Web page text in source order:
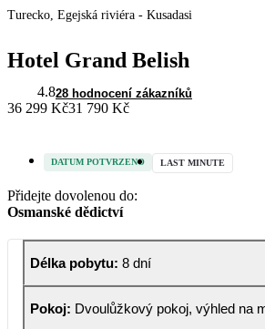
Turecko, Egejská riviéra - Kusadasi
Hotel Grand Belish
4.828 hodnocení zákazníků
36 299 Kč31 790 Kč
DATUM POTVRZENO LAST MINUTE
Přidejte dovolenou do:
Osmanské dědictví
Délka pobytu: 8 dní
Pokoj: Dvoulůžkový pokoj, výhled na